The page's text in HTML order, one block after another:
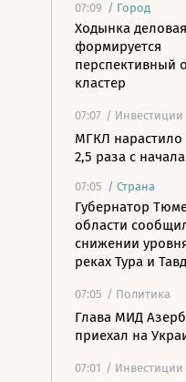
07:09 / Город
Ходынка
формируется
перспективный
кластер
07:07 / Инвестиции
МГКЛ нарастило
2,5 раза с
07:05 / Страна
Губернатор
области
снижении
реках Тура и
07:05 / Политика
Глава МИД
приехал на
07:01 / Инвестиции